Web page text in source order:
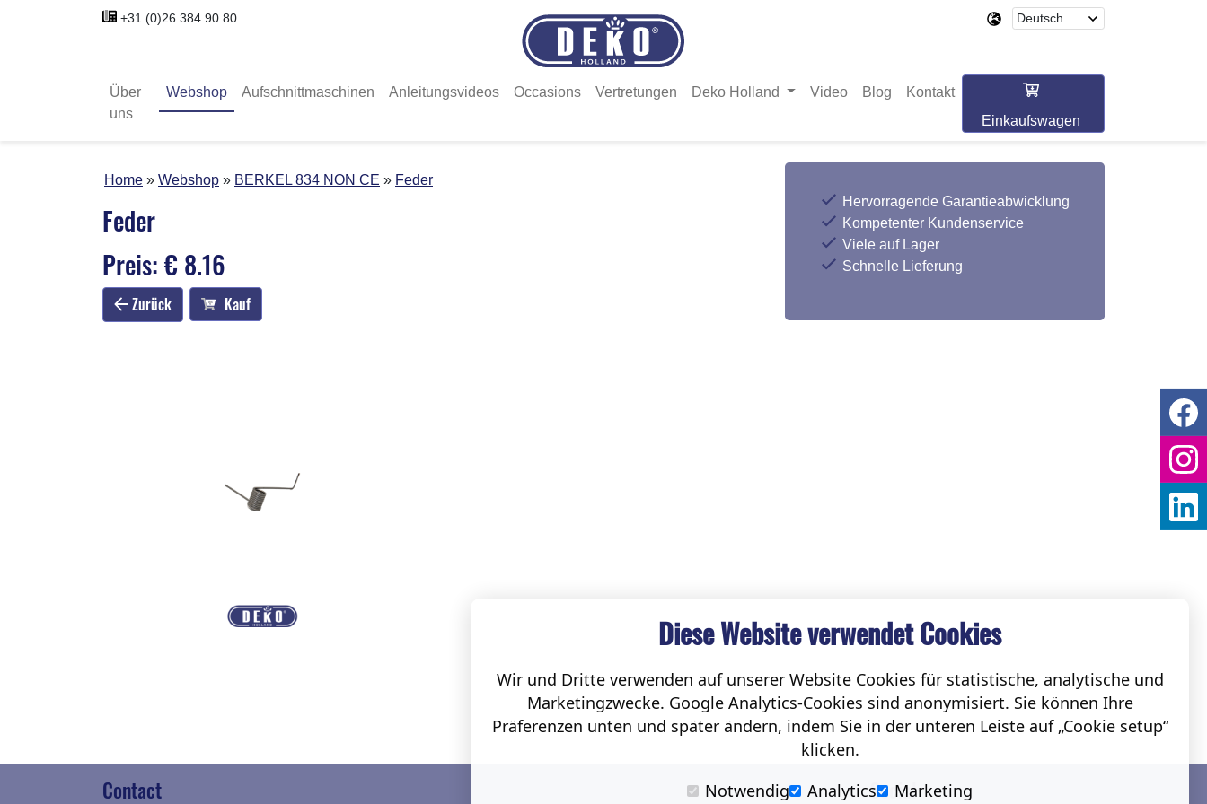
+31 (0)26 384 90 80
Über
uns
Webshop Aufschnittmaschinen Anleitungsvideos Occasions Vertretungen Deko Holland Video Blog
Kontakt
Einkaufswagen
Home Webshop BERKEL 834 NON CE Feder
Feder
Preis: € 8.16
Zurück Kauf
Hervorragende Garantieabwicklung
Kompetenter Kundenservice
Viele auf Lager
Schnelle Lieferung
Contact Social
Diese Website verwendet Cookies
Wir und Dritte verwenden auf unserer Website Cookies für statistische, analytische und
Marketingzwecke. Google Analytics-Cookies sind anonymisiert. Sie können Ihre
Präferenzen unten und später ändern, indem Sie in der unteren Leiste auf „Cookie setup“
klicken.
Notwendig
Analytics Marketing